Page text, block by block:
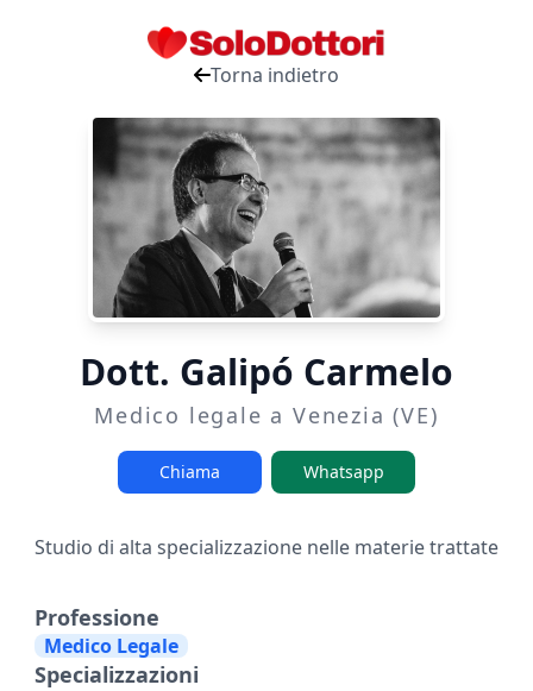
Torna indietro
Dott. Galipó Carmelo
Medico legale a Venezia (VE)
Chiama Whatsapp
Studio di alta specializzazione nelle materie trattate
Professione
Medico Legale
Specializzazioni